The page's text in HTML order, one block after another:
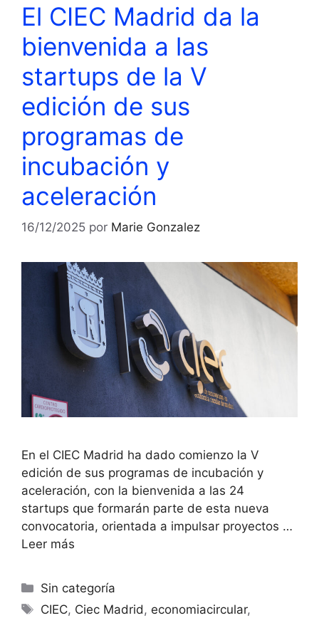
El CIEC Madrid da la
bienvenida a las
startups de la V
edición de sus
programas de
incubación y
aceleración
16/12/2025 por Marie Gonzalez
En el CIEC Madrid ha dado comienzo la V
edición de sus programas de incubación y
aceleración, con la bienvenida a las 24
startups que formarán parte de esta nueva
convocatoria, orientada a impulsar proyectos …
Leer más
Sin categoría
CIEC, Ciec Madrid, economiacircular,